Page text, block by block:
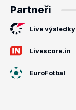
Partneři
Live výsledky
Livescore.in
EuroFotbal